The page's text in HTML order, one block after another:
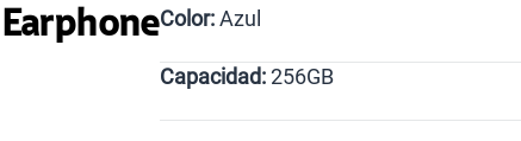
EarphoneColor:Azul
Azul
Capacidad:256GB